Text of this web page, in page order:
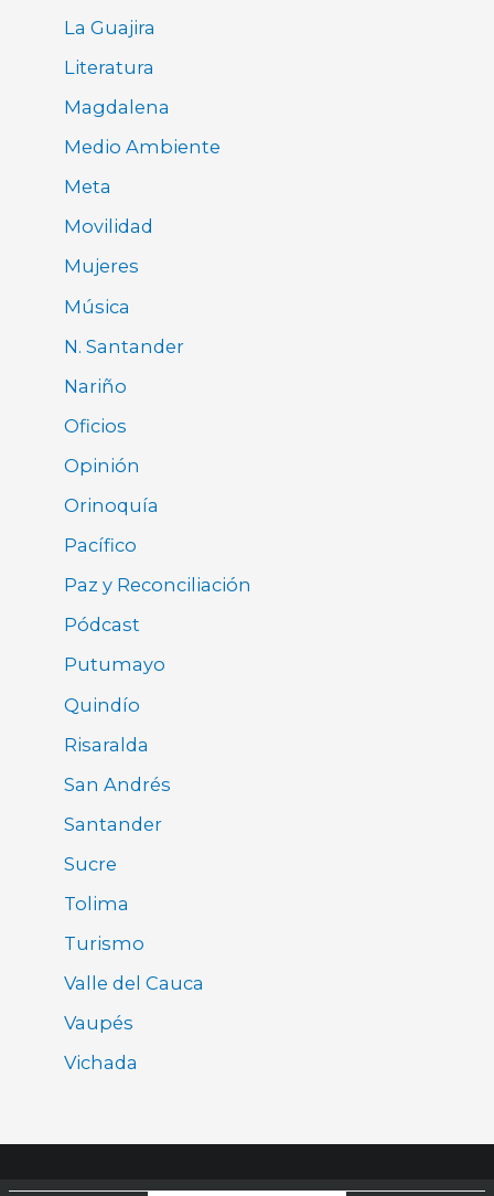
La Guajira
Literatura
Magdalena
Medio Ambiente
Meta
Movilidad
Mujeres
Música
N. Santander
Nariño
Oficios
Opinión
Orinoquía
Pacífico
Paz y Reconciliación
Pódcast
Putumayo
Quindío
Risaralda
San Andrés
Santander
Sucre
Tolima
Turismo
Valle del Cauca
Vaupés
Vichada